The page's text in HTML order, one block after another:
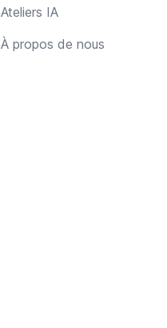
Ateliers IA
À propos de nous